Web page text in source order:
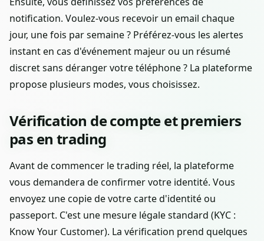
notification. Voulez-vous recevoir un email chaque
jour, une fois par semaine ? Préférez-vous les alertes
instant en cas d'événement majeur ou un résumé
discret sans déranger votre téléphone ? La plateforme
propose plusieurs modes, vous choisissez.
Vérification de compte et premiers
pas en trading
Avant de commencer le trading réel, la plateforme
vous demandera de confirmer votre identité. Vous
envoyez une copie de votre carte d'identité ou
passeport. C'est une mesure légale standard (KYC :
Know Your Customer). La vérification prend quelques